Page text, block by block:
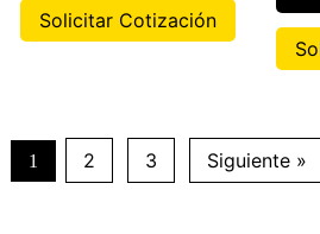
Solicitar Cotización
1 2 3 Siguiente »